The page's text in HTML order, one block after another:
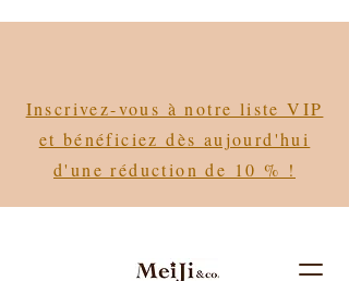
Inscrivez-vous à notre liste VIP
et bénéficiez dès aujourd'hui
d'une réduction de 10 % !